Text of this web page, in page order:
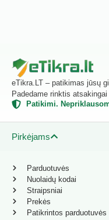
eTikra.LT – patikimas jūsų
Padedame rinktis
Patikimi.
Pirkėjams
Parduotuvės
Nuolaidų kodai
Straipsniai
Prekės
Patikrintos parduotuvės